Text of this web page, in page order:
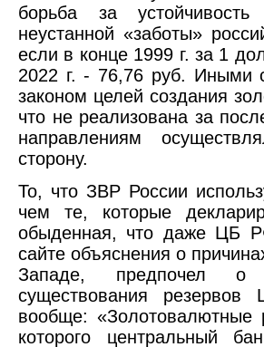
борьба за
неустанной «заботы»
если в конце 1999 г. за 1
2022 г. - 76,76 руб. Иными
законом целей создания
что не реализована за
направлениям
сторону.
То, что ЗВР России
чем те, которые
обыденная, что даже ЦБ
сайте объяснения о
Западе, предпочел о
существования резервов
вообще: «Золотовалютные
которого центральный